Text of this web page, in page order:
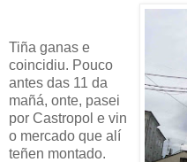
Tiña ganas e
coincidiu. Pouco
antes das 11 da
mañá, onte, pasei
por Castropol e vin
o mercado que alí
teñen montado.